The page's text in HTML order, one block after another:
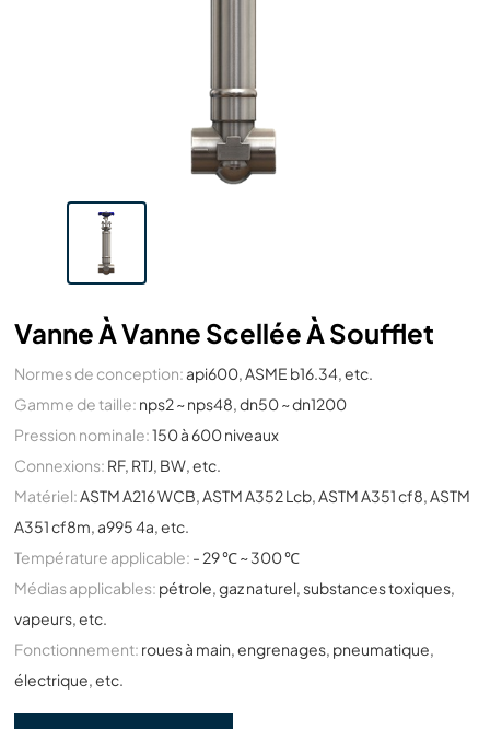
Vanne À Vanne Scellée À Soufflet
Normes de conception: api600, ASME b16.34, etc.
Gamme de taille: nps2 ~ nps48, dn50 ~ dn1200
Pression nominale:150 à 600 niveaux
Connexions: RF, RTJ, BW, etc.
Matériel: ASTM A216 WCB, ASTM A352 Lcb, ASTM A351 cf8, ASTM
A351 cf8m, a995 4a, etc.
Température applicable: - 29 ℃ ~ 300 ℃
Médias applicables: pétrole, gaz naturel, substances toxiques,
vapeurs, etc.
Fonctionnement: roues à main, engrenages, pneumatique,
électrique, etc.